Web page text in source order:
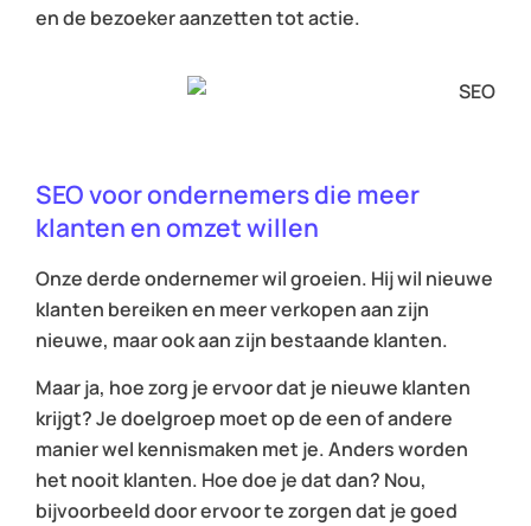
en de bezoeker aanzetten tot actie.
SEO voor ondernemers die meer
klanten en omzet willen
Onze derde ondernemer wil groeien. Hij wil nieuwe
klanten bereiken en meer verkopen aan zijn
nieuwe, maar ook aan zijn bestaande klanten.
Maar ja, hoe zorg je ervoor dat je nieuwe klanten
krijgt? Je doelgroep moet op de een of andere
manier wel kennismaken met je. Anders worden
het nooit klanten. Hoe doe je dat dan? Nou,
bijvoorbeeld door ervoor te zorgen dat je goed